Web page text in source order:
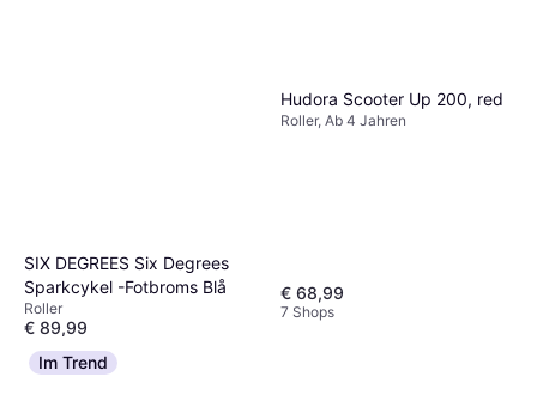
SIX DEGREES Six Degrees
Sparkcykel -Fotbroms Blå
Roller
€ 89,99
9+ Shops
Hudora Scooter Up 200, red
Roller, Ab 4 Jahren
€ 68,99
7 Shops
Im Trend